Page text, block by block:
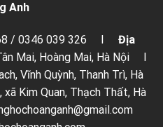
Anh
/ 0346 039 326 I Địa
Mai, Hoàng Mai, Hà Nội I
Vĩnh Quỳnh, Thanh Trì, Hà
xã Kim Quan, Thạch Thất, Hà